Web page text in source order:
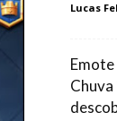
Lucas